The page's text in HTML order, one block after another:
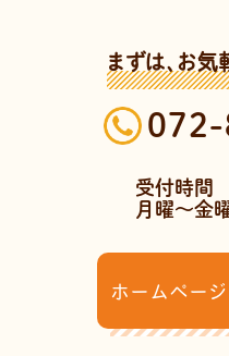
まずは、お
受付時間
月曜～金
ホームペー